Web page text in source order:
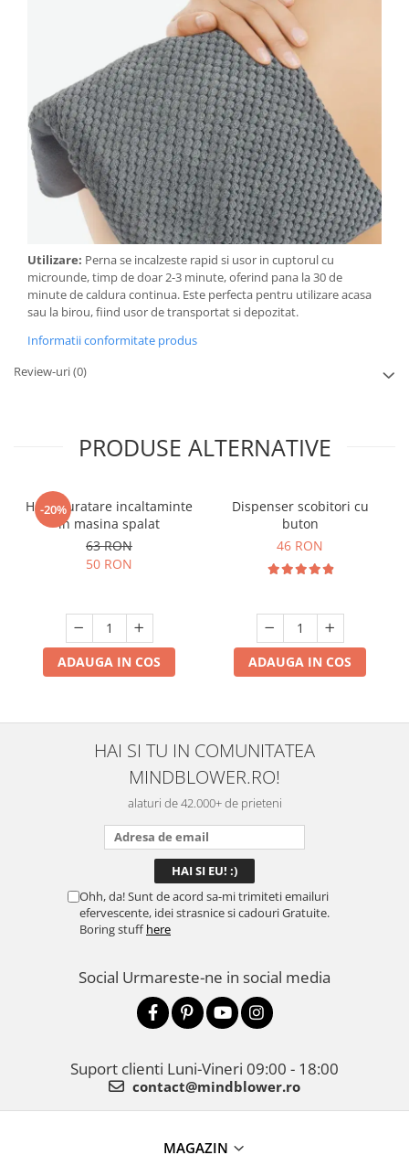
Utilizare: Perna se incalzeste rapid si usor in cuptorul cu
microunde, timp de doar 2-3 minute, oferind pana la 30 de
minute de caldura continua. Este perfecta pentru utilizare acasa
sau la birou, fiind usor de transportat si depozitat.
Informatii conformitate produs
Review-uri(0)
PRODUSE ALTERNATIVE
-20%
Husa curatare incaltaminte
in masina spalat
63 RON
50 RON
ADAUGA IN COS
Dispenser scobitori cu
buton
46 RON
ADAUGA IN COS
HAI SI TU IN COMUNITATEA
MINDBLOWER.RO!
alaturi de 42.000+ de prieteni
Ohh, da! Sunt de acord sa-mi trimiteti emailuri
efervescente, idei strasnice si cadouri Gratuite.
Boring stuffhere
Social Urmareste-ne in social media
Suport clienti Luni-Vineri 09:00 - 18:00
contact@mindblower.ro
MAGAZIN